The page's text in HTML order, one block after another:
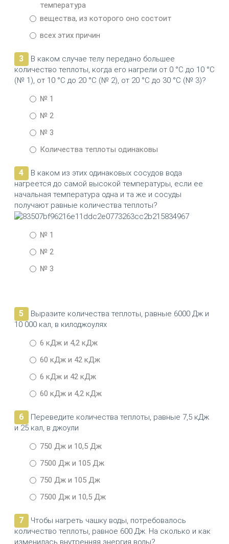
температура
вещества, из которого оно состоит
всех этих причин
3
В каком случае телу передано большее
количество теплоты, когда его нагрели от 0 °С до 10 °С
(№ 1), от 10 °С до 20 °С (№ 2), от 20 °С до 30 °С (№ 3)?
№ 1
№ 2
№ 3
Количества теплоты одинаковы
4
В каком из этих одинаковых сосудов вода
нагреется до самой высокой температуры, если ее
начальная температура одна и та же и сосуды
получают равные количества теплоты?
№ 1
№ 2
№ 3
5
Выразите количества теплоты, равные 6000 Дж и
10 000 кал, в килоджоулях
6 кДж и 4,2 кДж
60 кДж и 42 кДж
6 кДж и 42 кДж
60 кДж и 4,2 кДж
6
Переведите количества теплоты, равные 7,5 кДж
и 25 кал, в джоули
750 Дж и 10,5 Дж
7500 Дж и 105 Дж
750 Дж и 105 Дж
7500 Дж и 10,5 Дж
7
Чтобы нагреть чашку воды, потребовалось
количество теплоты, равное 600 Дж. На сколько и как
изменилась внутренняя энергия воды?